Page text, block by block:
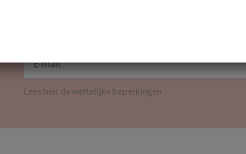
Lees hier de wettelijke beperkingen